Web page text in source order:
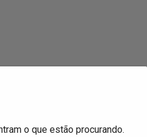
o que estão procurando.